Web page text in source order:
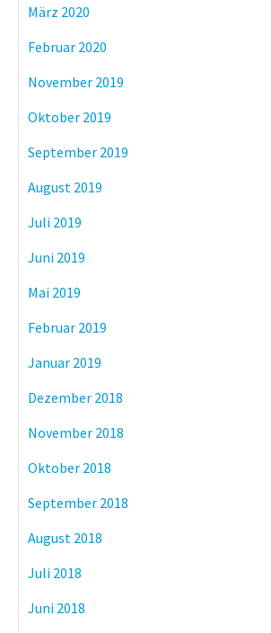
März 2020
Februar 2020
November 2019
Oktober 2019
September 2019
August 2019
Juli 2019
Juni 2019
Mai 2019
Februar 2019
Januar 2019
Dezember 2018
November 2018
Oktober 2018
September 2018
August 2018
Juli 2018
Juni 2018